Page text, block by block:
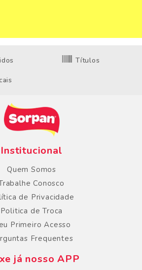
Títulos
Institucional
Quem Somos
Conosco
de Privacidade
Politica de Troca
Primeiro Acesso
Frequentes
já nosso APP